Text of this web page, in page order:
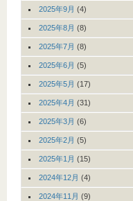
2025年9月 (4)
2025年8月 (8)
2025年7月 (8)
2025年6月 (5)
2025年5月 (17)
2025年4月 (31)
2025年3月 (6)
2025年2月 (5)
2025年1月 (15)
2024年12月 (4)
2024年11月 (9)